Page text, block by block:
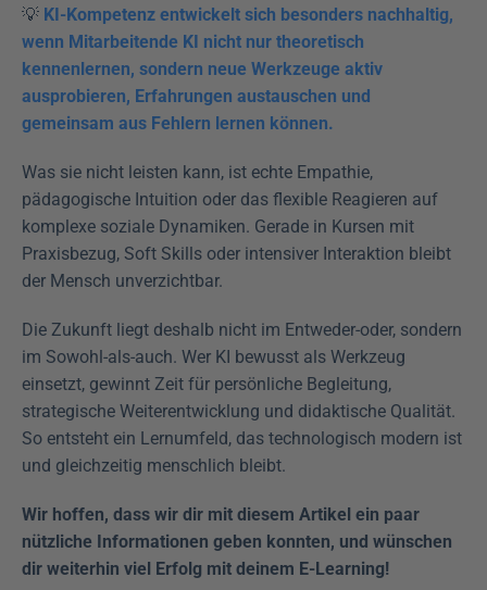
💡 KI-Kompetenz entwickelt sich besonders nachhaltig,
wenn Mitarbeitende KI nicht nur theoretisch
kennenlernen, sondern neue Werkzeuge aktiv
ausprobieren, Erfahrungen austauschen und
gemeinsam aus Fehlern lernen können.
Was sie nicht leisten kann, ist echte Empathie,
pädagogische Intuition oder das flexible Reagieren auf
komplexe soziale Dynamiken. Gerade in Kursen mit
Praxisbezug, Soft Skills oder intensiver Interaktion bleibt
der Mensch unverzichtbar.
Die Zukunft liegt deshalb nicht im Entweder-oder, sondern
im Sowohl-als-auch. Wer KI bewusst als Werkzeug
einsetzt, gewinnt Zeit für persönliche Begleitung,
strategische Weiterentwicklung und didaktische Qualität.
So entsteht ein Lernumfeld, das technologisch modern ist
und gleichzeitig menschlich bleibt.
Wir hoffen, dass wir dir mit diesem Artikel ein paar
nützliche Informationen geben konnten, und wünschen
dir weiterhin viel Erfolg mit deinem E-Learning!